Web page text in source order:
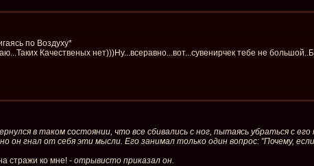
по Воздуху*
Качественых нет)))Ну...всеравно...вот...сувенирчек тебе не
в таком состоянии, что все сбивались с ног, пытаясь убраться с
он гнал от себя эти мысли. Его занимал только один вопрос: "Почему,
стражи ко мне! - отрывисто приказал он.